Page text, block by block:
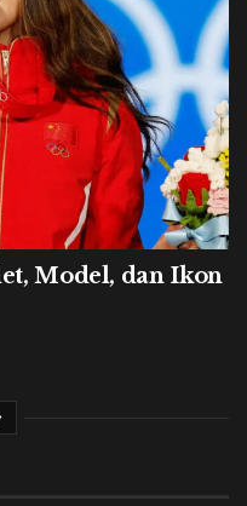
Model, dan Ikon